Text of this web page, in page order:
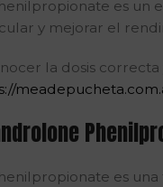
es un
y mejorar el
la dosis
es